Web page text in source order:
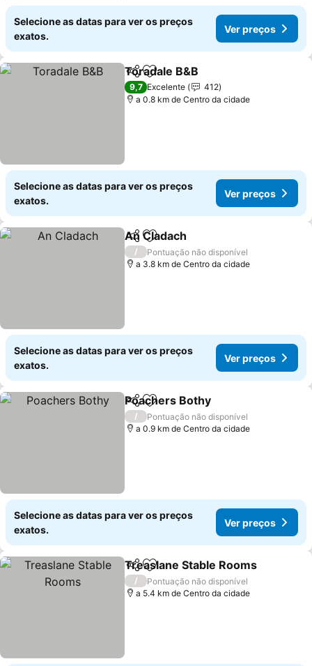
Selecione as datas para ver os preços
exatos.
Ver preços
PartilharAdicionar aos favoritos
Toradale B&B
9,7 Excelente
412
a 0.8 km de Centro da cidade
Selecione as datas para ver os preços
exatos.
Ver preços
PartilharAdicionar aos favoritos
An Cladach
/
Pontuação não disponível
a 3.8 km de Centro da cidade
Selecione as datas para ver os preços
exatos.
Ver preços
PartilharAdicionar aos favoritos
Poachers Bothy
/
Pontuação não disponível
a 0.9 km de Centro da cidade
Selecione as datas para ver os preços
exatos.
Ver preços
PartilharAdicionar aos favoritos
Treaslane Stable Rooms
/
Pontuação não disponível
a 5.4 km de Centro da cidade